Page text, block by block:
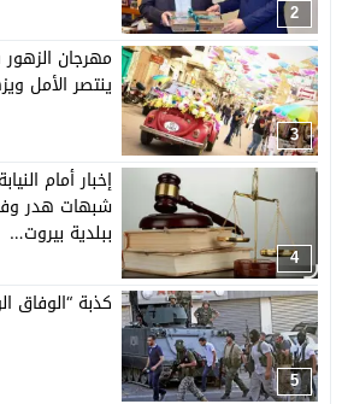
2
3
مهرجان
ينتصر الأمل
4
إخبار أمام
شبهات هدر
ببلدية بيروت…
5
كذبة “الوفاق